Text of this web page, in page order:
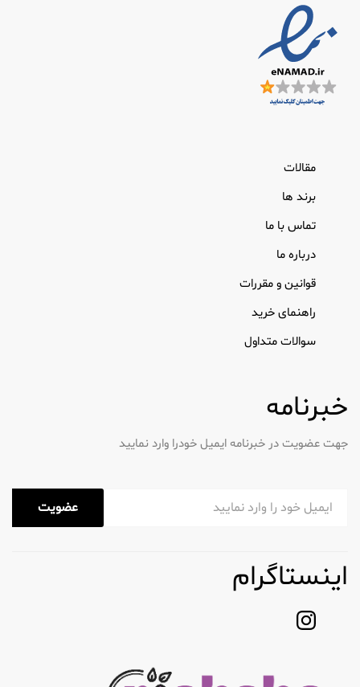
مقالات
برند ها
تماس با ما
درباره ما
قوانین و مقررات
راهنمای خرید
سوالات متداول
خبرنامه
جهت عضویت در خبرنامه ایمیل خودرا وارد نمایید
عضویت
اینستاگرام